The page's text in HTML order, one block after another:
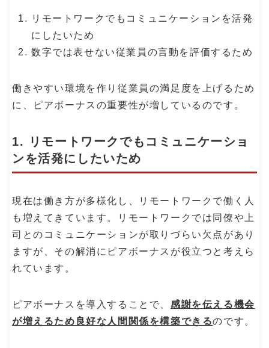
リモートワークでもコミュニケーションを活発
にしたいため
数字では表せない従業員の言動を評価するため
働きやすい環境を作り従業員の満足度を上げるため
に、ピアボーナスの重要性が増しているのです。
1. リモートワークでもコミュニケーショ
ンを活発にしたいため
現在は働き方が多様化し、リモートワークで働く人
も増えてきています。リモートワークでは同僚や上
司とのコミュニケーションが取りづらい欠点があり
ますが、その解消にピアボーナスが役立つと考えら
れています。
ピアボーナスを導入することで、 感謝を伝える機会
が増えるため良好な人間関係を構築できるのです。